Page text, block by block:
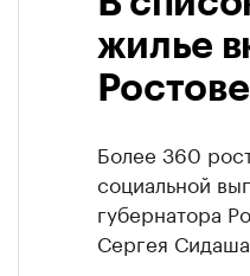
жилье
Ростове
Более 360
социальной
губернатора
Сергея Сидаша.